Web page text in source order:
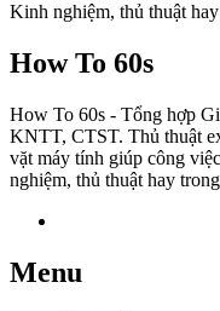
Kinh nghiệm, thủ thuật
How To 60s
How To 60s - Tổng hợp
KNTT, CTST. Thủ thuật
vặt máy tính giúp công
nghiệm, thủ thuật hay
Menu